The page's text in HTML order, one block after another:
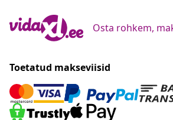
Osta rohkem,
Toetatud makseviisid